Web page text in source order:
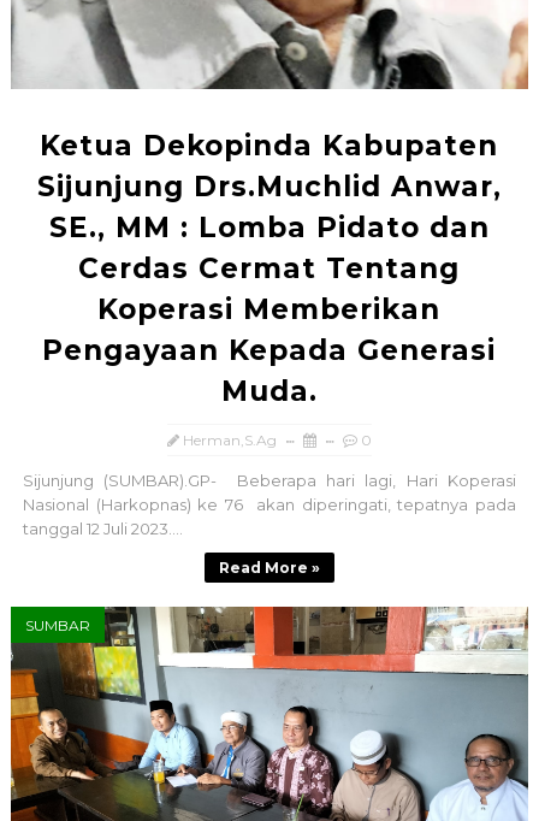
Ketua Dekopinda Kabupaten
Sijunjung Drs.Muchlid Anwar,
SE., MM : Lomba Pidato dan
Cerdas Cermat Tentang
Koperasi Memberikan
Pengayaan Kepada Generasi
Muda.
Herman,S.Ag 0
Sijunjung (SUMBAR).GP- Beberapa hari lagi, Hari Koperasi
Nasional (Harkopnas) ke 76 akan diperingati, tepatnya pada
tanggal 12 Juli 2023....
Read More »
SUMBAR